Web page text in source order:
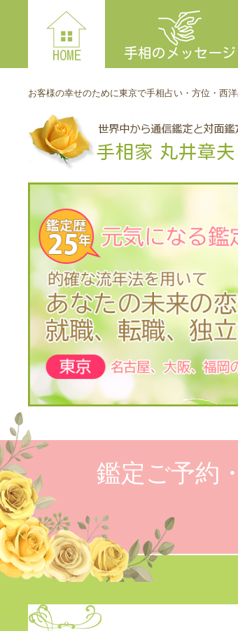
HOME 手相のメッセージ
お客様の幸せのために東京で手相占い・方位・西
鑑定ご予約